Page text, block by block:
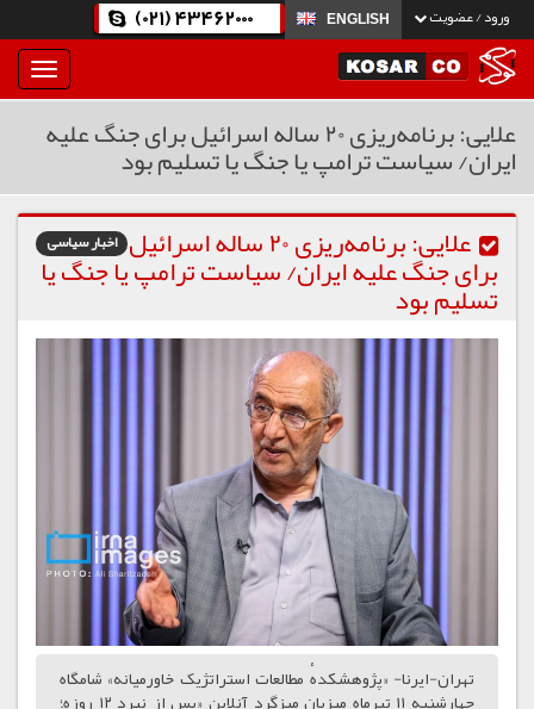
ورود / عضویت ENGLISH
(021) 43462000
بار
و
علایی: برنامه‌ریزی ۲۰ ساله اسرائیل برای جنگ علیه
ایران/ سیاست ترامپ یا جنگ یا تسلیم بود
اخبار سیاسی علایی: برنامه‌ریزی ۲۰ ساله اسرائیل
برای جنگ علیه ایران/ سیاست ترامپ یا جنگ یا
تسلیم بود
تهران-ایرنا- «پژوهشکدهٔ مطالعات استراتژیک خاورمیانه» شامگاه
چهارشنبه ۱۱ تیرماه میزبان میزگرد آنلاین «پس از نبرد ۱۲ روزه؛